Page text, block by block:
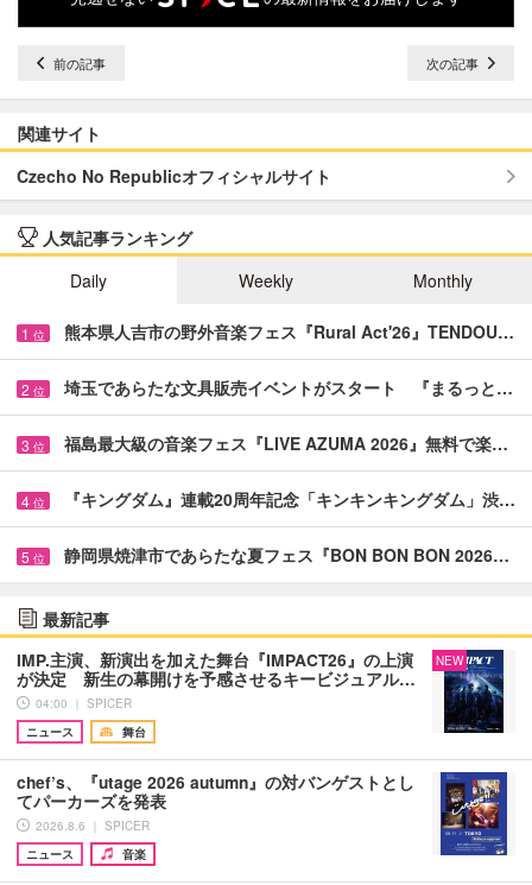
前の記事 次の記事
関連サイト
Czecho No Republicオフィシャルサイト
人気記事ランキング
Daily
Weekly Monthly
1 位 熊本県人吉市の野外音楽フェス『Rural Act'26』TENDOU…
2 位 埼玉であらたな文具販売イベントがスタート 『まるっと…
3 位 福島最大級の音楽フェス『LIVE AZUMA 2026』無料で楽…
4 位 『キングダム』連載20周年記念「キンキンキングダム」渋…
5 位 静岡県焼津市であらたな夏フェス『BON BON BON 2026…
最新記事
IMP.主演、新演出を加えた舞台『IMPACT26』の上演
が決定 新生の幕開けを予感させるキービジュアル…
04:00 ｜ SPICER
ニュース
舞台
NEW
chef’s、『utage 2026 autumn』の対バンゲストとし
てパーカーズを発表
2026.8.6 ｜ SPICER
ニュース
音楽